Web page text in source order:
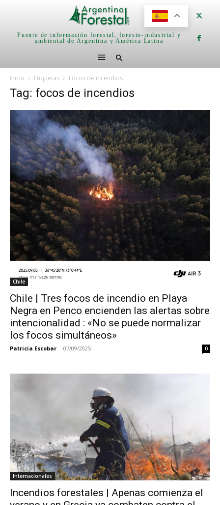
Fuente de información forestal, foresto-industrial y
ambiental de Argentina y América Latina
Inicio Etiquetas Focos de incendios
Tag: focos de incendios
Chile
Chile | Tres focos de incendio en Playa
Negra en Penco encienden las alertas sobre
intencionalidad : «No se puede normalizar
los focos simultáneos»
Patricia Escobar - 07/09/2025 0
Internacionales
Incendios forestales | Apenas comienza el